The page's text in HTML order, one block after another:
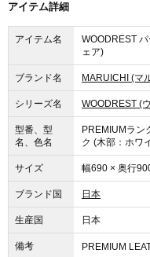
アイテム詳細
アイテム名
WOODREST
ェア)
ブランド名 MARUICHI (マ
シリーズ名 WOODREST (
型番、型
名、色名
PREMIUMラン
ク (木部：ホワ
サイズ 幅690 × 奥行
ブランド国 日本
生産国 日本
備考 PREMIUM